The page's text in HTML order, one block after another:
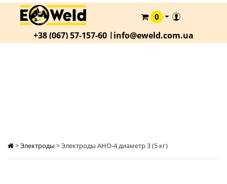
КАТАЛОГ
О
КОНТАКТЫ
0
+38 (067) 57-157-60 |info@eweld.com.ua
>Электроды >Электроды АНО-4 диаметр 3 (5 кг)